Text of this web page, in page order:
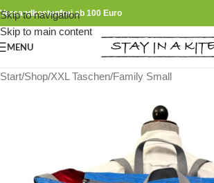
Skip to navigation
Skip to main content
Versandkostenfrei ab 100 Euro
MENU
Start/Shop/XXL Taschen/Family Small